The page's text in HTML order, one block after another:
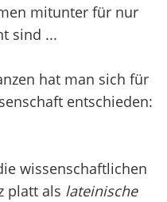
mitunter für nur
sind ...
hat man sich für
entschieden:
wissenschaftlichen
platt als lateinische